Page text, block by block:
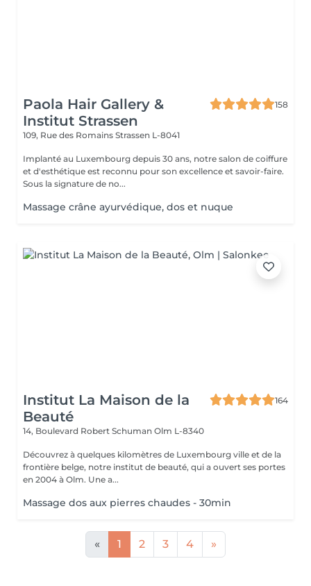
Paola Hair Gallery &
Institut Strassen
158
109, Rue des Romains Strassen L-8041
Implanté au Luxembourg depuis 30 ans, notre salon de coiffure
et d'esthétique est reconnu pour son excellence et savoir-faire.
Sous la signature de no...
Massage crâne ayurvédique, dos et nuque
Institut La Maison de la
Beauté
164
14, Boulevard Robert Schuman Olm L-8340
Découvrez à quelques kilomètres de Luxembourg ville et de la
frontière belge, notre institut de beauté, qui a ouvert ses portes
en 2004 à Olm. Une a...
Massage dos aux pierres chaudes - 30min
« 1 2 3 4 »